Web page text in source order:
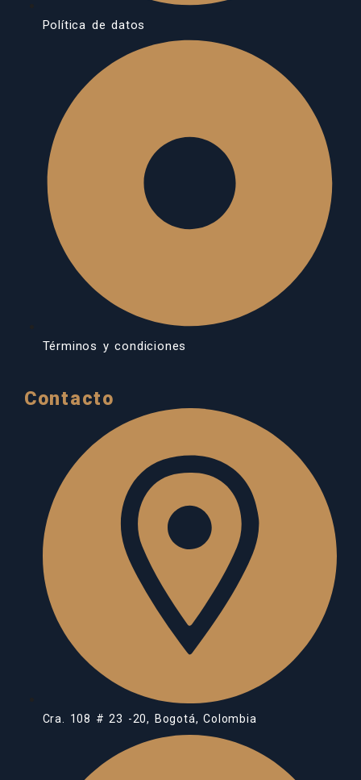
Política de datos
Términos y condiciones
Contacto
Cra. 108 # 23 -20, Bogotá, Colombia